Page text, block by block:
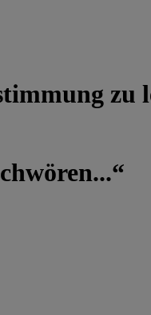
zu